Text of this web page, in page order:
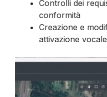
Controlli dei
conformità
Creazione e
attivazione vocale